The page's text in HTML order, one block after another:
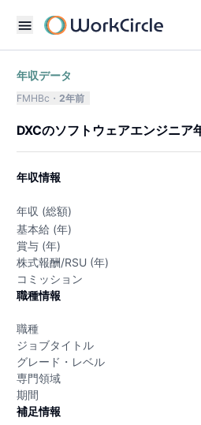
年収データ
FMHBc 2年前
DXCのソフトウェアエンジニア
年収情報
年収 (総額)
基本給 (年)
賞与 (年)
株式報酬/RSU (年)
コミッション
職種情報
職種
ジョブタイトル
グレード・レベル
専門領域
期間
補足情報